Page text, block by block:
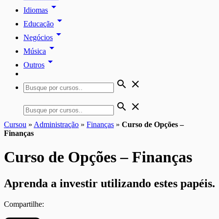
Idiomas arrow_drop_down
Educação arrow_drop_down
Negócios arrow_drop_down
Música arrow_drop_down
Outros arrow_drop_down
search close
search close
Cursou » Administração » Finanças » Curso de Opções –
Finanças
Curso de Opções – Finanças
Aprenda a investir utilizando estes papéis.
Compartilhe: